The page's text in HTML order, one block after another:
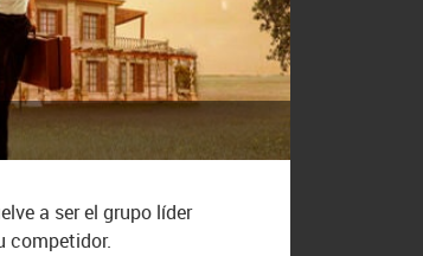
a ser el grupo líder
competidor.